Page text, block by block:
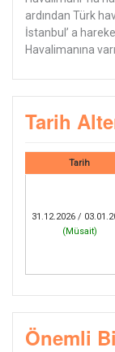
ardından Türk
İstanbul’ a
Havalimanına
Tarih
Tarih
31.12.2026 /
(Müsait)
Önemli